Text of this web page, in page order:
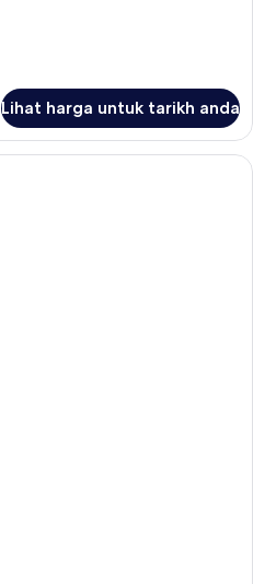
Lihat harga untuk tarikh anda